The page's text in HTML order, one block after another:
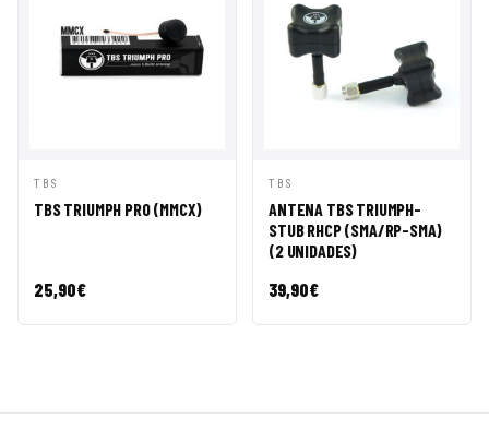
VISTA
RÁPIDA
CESTA
TBS
TBS TRIUMPH PRO (MMCX)
25,90€
VISTA
RÁPIDA
CESTA
TBS
ANTENA TBS TRIUMPH-
STUB RHCP (SMA/RP-SMA)
(2 UNIDADES)
39,90€